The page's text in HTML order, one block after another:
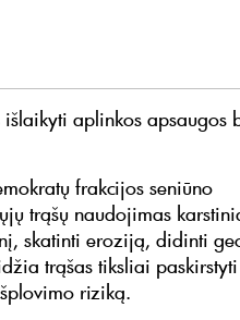
išlaikyti aplinkos
frakcijos seniūno
trąšų naudojimas
skatinti eroziją, didinti
trąšas tiksliai
riziką.